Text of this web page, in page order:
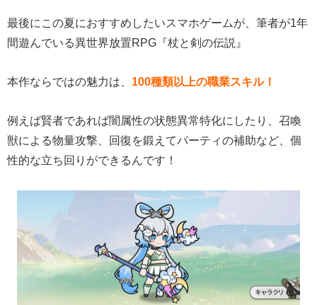
最後にこの夏におすすめしたいスマホゲームが、筆者が1年
間遊んでいる異世界放置RPG『杖と剣の伝説』
本作ならではの魅力は、 100種類以上の職業スキル！
例えば賢者であれば闇属性の状態異常特化にしたり、召喚
獣による物量攻撃、回復を鍛えてパーティの補助など、個
性的な立ち回りができるんです！